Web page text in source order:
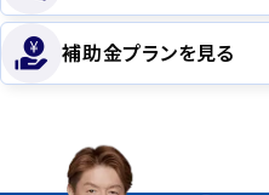
補助金プランを見る